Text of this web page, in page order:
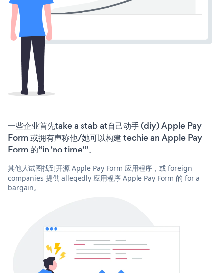
一些企业首先take a stab at自己动手 (diy) Apple Pay
Form 或拥有声称他/她可以构建 techie an Apple Pay
Form 的“in 'no time'”。
其他人试图找到开源 Apple Pay Form 应用程序，或 foreign
companies 提供 allegedly 应用程序 Apple Pay Form 的 for a
bargain。